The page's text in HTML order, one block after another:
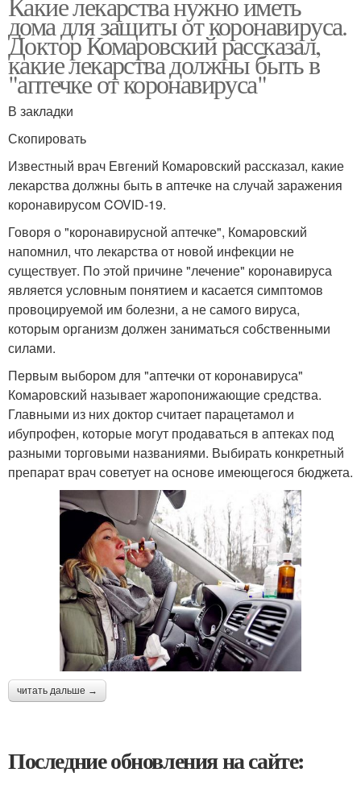
дома для защиты от коронавируса.
Доктор Комаровский рассказал,
какие лекарства должны быть в
"аптечке от коронавируса"
В закладки
Скопировать
Известный врач Евгений Комаровский рассказал, какие
лекарства должны быть в аптечке на случай заражения
коронавирусом COVID-19.
Говоря о "коронавирусной аптечке", Комаровский
напомнил, что лекарства от новой инфекции не
существует. По этой причине "лечение" коронавируса
является условным понятием и касается симптомов
провоцируемой им болезни, а не самого вируса,
которым организм должен заниматься собственными
силами.
Первым выбором для "аптечки от коронавируса"
Комаровский называет жаропонижающие средства.
Главными из них доктор считает парацетамол и
ибупрофен, которые могут продаваться в аптеках под
разными торговыми названиями. Выбирать конкретный
препарат врач советует на основе имеющегося бюджета.
читать дальше →
Последние обновления на сайте: